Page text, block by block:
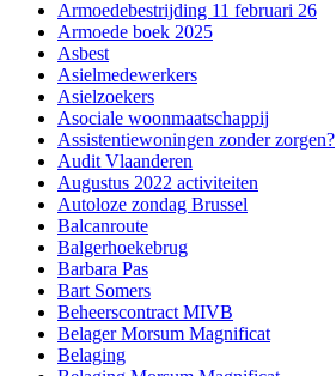
Armoedebestrijding 11 februari 26
Armoede boek 2025
Asbest
Asielmedewerkers
Asielzoekers
Asociale woonmaatschappij
Assistentiewoningen zonder zorgen?
Audit Vlaanderen
Augustus 2022 activiteiten
Autoloze zondag Brussel
Balcanroute
Balgerhoekebrug
Barbara Pas
Bart Somers
Beheerscontract MIVB
Belager Morsum Magnificat
Belaging